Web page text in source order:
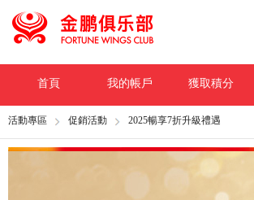
首頁 我的帳戶 獲取積分
活動專區 促銷活動 2025暢享7折升級禮遇